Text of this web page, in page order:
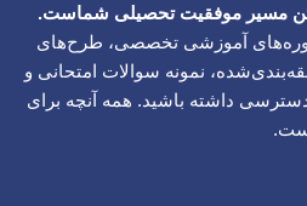
مسیر موفقیت تحصیلی شماست.
دوره‌های آموزشی تخصصی، طرح‌های
نمونه سوالات امتحانی و
داشته باشید. همه آنچه برای